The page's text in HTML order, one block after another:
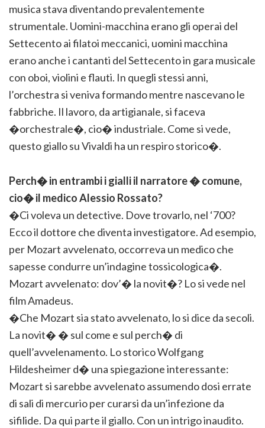
musica stava diventando prevalentemente
strumentale. Uomini-macchina erano gli operai del
Settecento ai filatoi meccanici, uomini macchina
erano anche i cantanti del Settecento in gara musicale
con oboi, violini e flauti. In quegli stessi anni,
l’orchestra si veniva formando mentre nascevano le
fabbriche. Il lavoro, da artigianale, si faceva
�orchestrale�, cio� industriale. Come si vede,
questo giallo su Vivaldi ha un respiro storico�.
Perch� in entrambi i gialli il narratore � comune,
cio� il medico Alessio Rossato?
�Ci voleva un detective. Dove trovarlo, nel ‘700?
Ecco il dottore che diventa investigatore. Ad esempio,
per Mozart avvelenato, occorreva un medico che
sapesse condurre un’indagine tossicologica�.
Mozart avvelenato: dov’� la novit�? Lo si vede nel
film Amadeus.
�Che Mozart sia stato avvelenato, lo si dice da secoli.
La novit� � sul come e sul perch� di
quell’avvelenamento. Lo storico Wolfgang
Hildesheimer d� una spiegazione interessante:
Mozart si sarebbe avvelenato assumendo dosi errate
di sali di mercurio per curarsi da un’infezione da
sifilide. Da qui parte il giallo. Con un intrigo inaudito.